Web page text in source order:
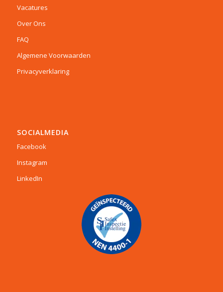
Vacatures
Over Ons
FAQ
Algemene Voorwaarden
Privacyverklaring
SOCIALMEDIA
Facebook
Instagram
LinkedIn